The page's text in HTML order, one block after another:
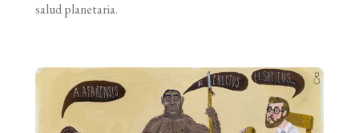
salud planetaria.